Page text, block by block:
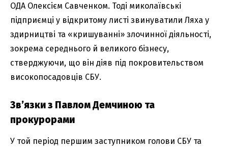
ОДА Олексієм Савченком. Тоді миколаївські
підприємці у відкритому листі звинуватили Ляха у
здирництві та «кришуванні» злочинної діяльності,
зокрема середнього й великого бізнесу,
стверджуючи, що він діяв під покровительством
високопосадовців СБУ.
Зв’язки з Павлом Демчиною та
прокурорами
У той період першим заступником голови СБУ та